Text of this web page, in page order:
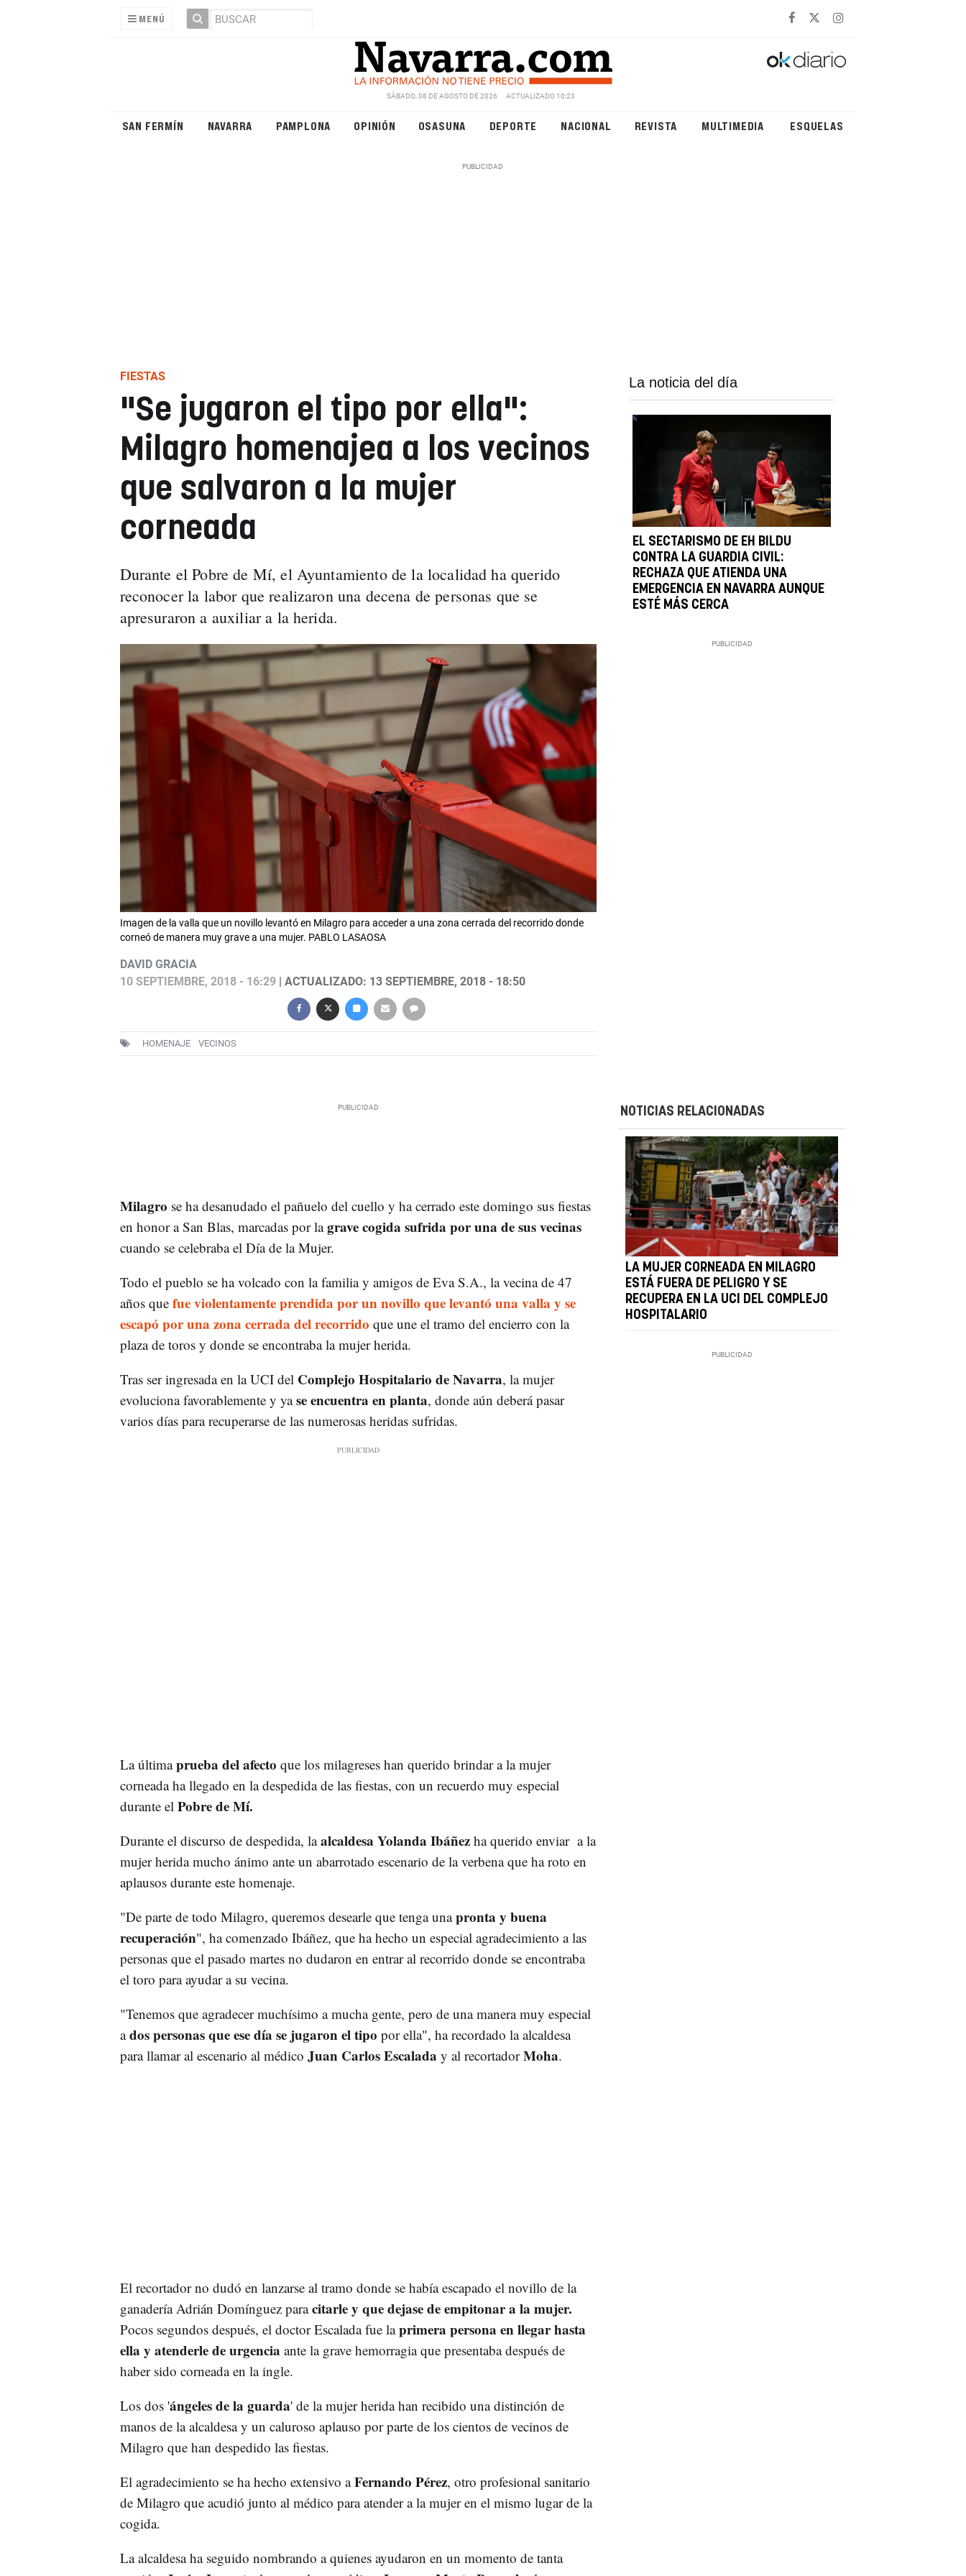
MENÚ
SÁBADO, 08 DE AGOSTO DE 2026 ACTUALIZADO 10:23
SAN FERMÍN NAVARRA PAMPLONA OPINIÓN OSASUNA DEPORTE NACIONAL REVISTA MULTIMEDIA ESQUELAS
FIESTAS
"Se jugaron el tipo por ella":
Milagro homenajea a los vecinos
que salvaron a la mujer
corneada
Durante el Pobre de Mí, el Ayuntamiento de la localidad ha querido
reconocer la labor que realizaron una decena de personas que se
apresuraron a auxiliar a la herida.
Imagen de la valla que un novillo levantó en Milagro para acceder a una zona cerrada del recorrido donde
corneó de manera muy grave a una mujer. PABLO LASAOSA
DAVID GRACIA
10 SEPTIEMBRE, 2018 - 16:29| ACTUALIZADO: 13 SEPTIEMBRE, 2018 - 18:50
HOMENAJE VECINOS
La noticia del día
EL SECTARISMO DE EH BILDU
CONTRA LA GUARDIA CIVIL:
RECHAZA QUE ATIENDA UNA
EMERGENCIA EN NAVARRA AUNQUE
ESTÉ MÁS CERCA
Milagro se ha desanudado el pañuelo del cuello y ha cerrado este domingo sus fiestas
en honor a San Blas, marcadas por lagrave cogida sufrida por una de sus vecinas
cuando se celebraba el Día de la Mujer.
Todo el pueblo se ha volcado con la familia y amigos de Eva S.A., la vecina de 47
años que fue violentamente prendida por un novillo que levantó una valla y se
escapó por una zona cerrada del recorrido que une el tramo del encierro con la
plaza de toros y donde se encontraba la mujer herida.
Tras ser ingresada en la UCI del Complejo Hospitalario de Navarra, la mujer
evoluciona favorablemente y yase encuentra en planta, donde aún deberá pasar
varios días para recuperarse de las numerosas heridas sufridas.
La últimaprueba del afecto que los milagreses han querido brindar a la mujer
corneada ha llegado en la despedida de las fiestas, con un recuerdo muy especial
durante el Pobre de Mí.
Durante el discurso de despedida, laalcaldesa Yolanda Ibáñezha querido enviar a la
mujer herida mucho ánimo ante un abarrotado escenario de la verbena que ha roto en
aplausos durante este homenaje.
"De parte de todo Milagro, queremos desearle que tenga unapronta y buena
recuperación", ha comenzado Ibáñez, que ha hecho un especial agradecimiento a las
personas que el pasado martes no dudaron en entrar al recorrido donde se encontraba
el toro para ayudar a su vecina.
"Tenemos que agradecer muchísimo a mucha gente, pero de una manera muy especial
ados personas que ese día se jugaron el tipo por ella", ha recordado la alcaldesa
para llamar al escenario al médico Juan Carlos Escalada y al recortadorMoha.
El recortador no dudó en lanzarse al tramo donde se había escapado el novillo de la
ganadería Adrián Domínguez paracitarle y que dejase de empitonar a la mujer.
Pocos segundos después, el doctor Escalada fue laprimera persona en llegar hasta
ella y atenderle de urgencia ante la grave hemorragia que presentaba después de
haber sido corneada en la ingle.
Los dos 'ángeles de la guarda' de la mujer herida han recibido una distinción de
manos de la alcaldesa y un caluroso aplauso por parte de los cientos de vecinos de
Milagro que han despedido las fiestas.
El agradecimiento se ha hecho extensivo aFernando Pérez, otro profesional sanitario
de Milagro que acudió junto al médico para atender a la mujer en el mismo lugar de la
cogida.
La alcaldesa ha seguido nombrando a quienes ayudaron en un momento de tanta
NOTICIAS RELACIONADAS
LA MUJER CORNEADA EN MILAGRO
ESTÁ FUERA DE PELIGRO Y SE
RECUPERA EN LA UCI DEL COMPLEJO
HOSPITALARIO